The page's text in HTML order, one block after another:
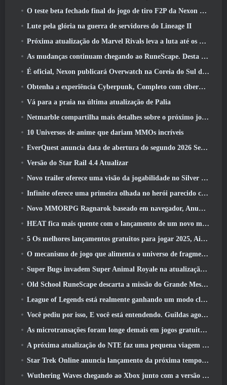
O teste beta fechado final do jogo de tiro F2P da Nexon Sudden Attack Zero Point começou hoje
Lute pela glória na guerra de servidores do Lineage II
Próxima atualização do Marvel Rivals leva a luta até os deuses
As mudanças continuam chegando ao RuneScape. Desta vez é a habitação do jogador
É oficial, Nexon publicará Overwatch na Coreia do Sul daqui para frente
Obtenha a experiência Cyberpunk, Completo com ciberpsicose, No próximo evento de crossover do Apex Legends
Vá para a praia na última atualização de Palia
Netmarble compartilha mais detalhes sobre o próximo jogo de nivelamento solo, Nivelamento Solo: KARMA na Anime Expo
10 Universos de anime que dariam MMOs incríveis
EverQuest anuncia data de abertura do segundo 2026 Servidor de expansão bloqueado por tempo
Versão do Star Rail 4.4 Atualizar
Novo trailer oferece uma visão da jogabilidade no Silver Palace
Infinite oferece uma primeira olhada no herói parecido com uma sereia chegando no SS13: Pós-luz
Novo MMORPG Ragnarok baseado em navegador, Anunciado o Universo Ragnarok
HEAT fica mais quente com o lançamento de um novo mapa do deserto
5 Os melhores lançamentos gratuitos para jogar 2025, Ainda vale a pena jogar 2026?
O mecanismo de jogo que alimenta o universo de fragmentos únicos do Eve Online agora é de código aberto
Super Bugs invadem Super Animal Royale na atualização ‘Super Natural’
Old School RuneScape descarta a missão do Grande Mestre ‘The Blood Moon Rises’, Encerrando uma missão de 20 anos
League of Legends está realmente ganhando um modo clássico
Você pediu por isso, E você está entendendo. Guildas agora estão disponíveis em Eterspire
As microtransações foram longe demais em jogos gratuitos?
A próxima atualização do NTE faz uma pequena viagem paralela a um jogo de mesa de fantasia
Star Trek Online anuncia lançamento da próxima temporada “Undiscovered”
Wuthering Waves chegando ao Xbox junto com a versão 3.5 Atualizar